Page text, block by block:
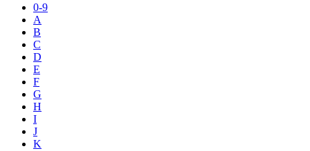
0-9
A
B
C
D
E
F
G
H
I
J
K